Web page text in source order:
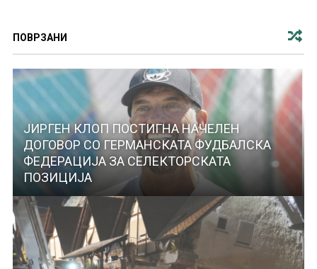
ПОВРЗАНИ
ЈИРГЕН КЛОП ПОСТИГНА НАЧЕЛЕН
ДОГОВОР СО ГЕРМАНСКАТА ФУДБАЛСКА
ФЕДЕРАЦИЈА ЗА СЕЛЕКТОРСКАТА
ПОЗИЦИЈА